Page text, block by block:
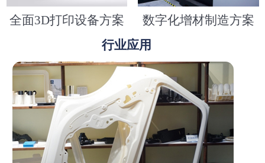
全面3D打印设备方案
数字化增材制造方案
行业应用